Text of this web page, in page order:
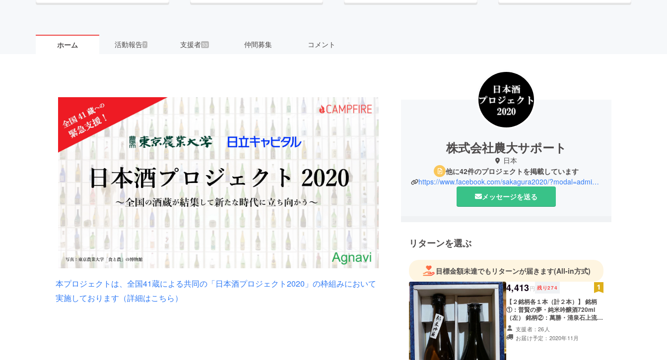
ホーム 活動報告7 支援者33 仲間募集 コメント
本プロジェクトは、全国41蔵による共同の「日本酒プロジェクト2020」の枠組みにおいて
実施しております（詳細はこちら）
株式会社農大サポート
日本
他に42件のプロジェクトを掲載しています
https://www.facebook.com/sakagura2020/?modal=admin_todo_tour
メッセージを送る
リターンを選ぶ
目標金額未達でもリターンが届きます(All-in方式)
4,413円 残り274
【２銘柄各１本（計２本）】 銘柄
①：普賢の夢・純米吟醸酒720ml
（左） 銘柄②：萬勝・清泉石上流・
特別純米酒720ml（右） サイズ：4
合瓶720ml ※ 送料込み ※ リターン発
送は2020年11月を予定しておりま
支援者：26人
お届け予定：2020年11月